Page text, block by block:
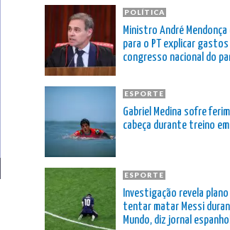
POLÍTICA
Ministro André Mendonça
para o PT explicar gastos
congresso nacional do
ESPORTE
Gabriel Medina sofre
cabeça durante treino
ESPORTE
Investigação revela
tentar matar Messi
Mundo, diz jornal espanhol